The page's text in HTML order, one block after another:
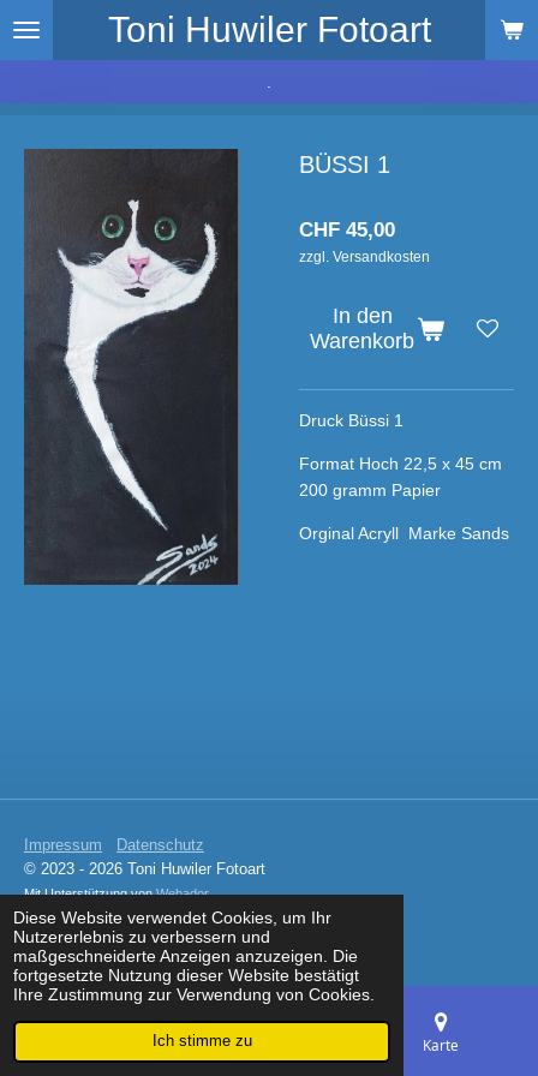
Diese Website verwendet Cookies, um Ihr
Nutzererlebnis zu verbessern und
maßgeschneiderte Anzeigen anzuzeigen. Die
fortgesetzte Nutzung dieser Website bestätigt
Ihre Zustimmung zur Verwendung von Cookies.
Ich stimme zu
Zum
Toni Huwiler Fotoart
BÜSSI 1
CHF 45,00
zzgl. Versandkosten
In den
Warenkorb
Druck Büssi 1
Format Hoch 22,5 x 45 cm
200 gramm Papier
Orginal Acryll Marke Sands
Impressum
Datenschutz
© 2023 - 2026 Toni Huwiler Fotoart
Mit Unterstützung vonWebador
Telefon Karte